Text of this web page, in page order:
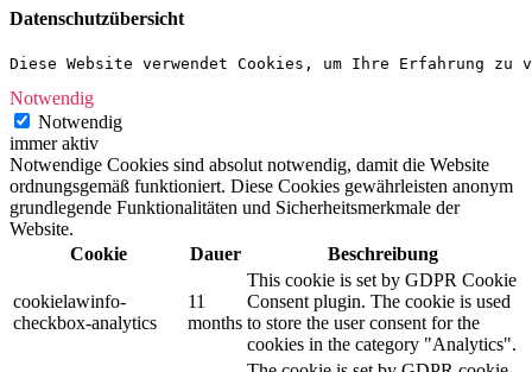
Datenschutzübersicht
Diese Website verwendet Cookies, um Ihre Erfahrung
Notwendig
Notwendig
immer aktiv
Notwendige Cookies sind absolut notwendig, damit die Website
ordnungsgemäß funktioniert. Diese Cookies gewährleisten anonym
grundlegende Funktionalitäten und Sicherheitsmerkmale der
Website.
Cookie
Dauer Beschreibung
cookielawinfo-
checkbox-analytics
11
months
This cookie is set by GDPR Cookie
Consent plugin. The cookie is used
to store the user consent for the
cookies in the category "Analytics".